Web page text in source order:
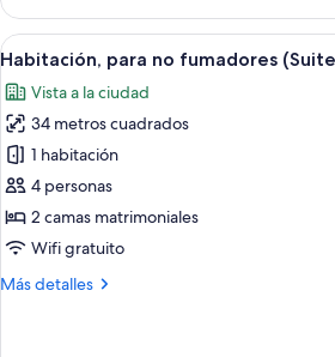
fumadores
Deluxe
con
2
individuales,
para
no
fumadores
Abrir
todas
las
fotos
de
Habitación,
para
no
fumadores
(Suite
32
Habitación, para no fumadores
Vista a la ciudad
34 metros cuadrados
1 habitación
4 personas
2 camas matrimoniales
Wifi gratuito
Más detalles
Más